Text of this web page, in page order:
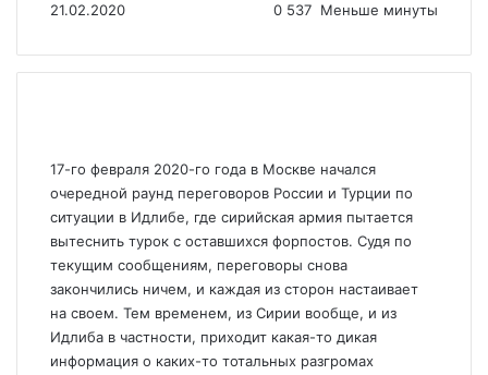
21.02.2020 0 537 Меньше минуты
17-го февраля 2020-го года в Москве начался
очередной раунд переговоров России и Турции по
ситуации в Идлибе, где сирийская армия пытается
вытеснить турок с оставшихся форпостов. Судя по
текущим сообщениям, переговоры снова
закончились ничем, и каждая из сторон настаивает
на своем. Тем временем, из Сирии вообще, и из
Идлиба в частности, приходит какая-то дикая
информация о каких-то тотальных разгромах